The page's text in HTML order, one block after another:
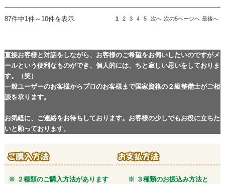
87件中1件～10件を表示 1 2 3 4 5 次へ 次の5ページへ 最後へ
直接お客様と対話をしながら、お客様のご希望をお伺いしたいのですがメ
ールという便利なものができ、個人的には、ちと寂しい思いをしておりま
す。（笑）
一般ユーザーのお客様からプロのお客様まで国家資格の２級整備士がご相
談を承ります。
お気軽に、ご連絡をお待ちしております。お客様の少しでもお役に立ちた
いと願っております。
※ ２種類のご購入方法があります
※ ３種類のお振込み方法と